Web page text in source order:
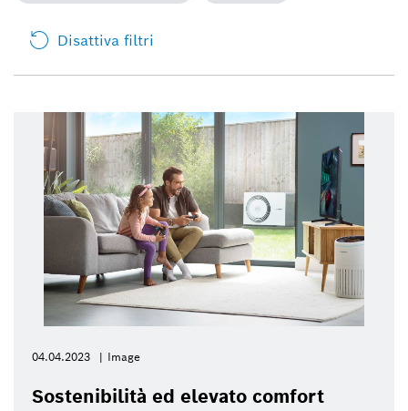
Disattiva filtri
04.04.2023 Image
Sostenibilità ed elevato comfort